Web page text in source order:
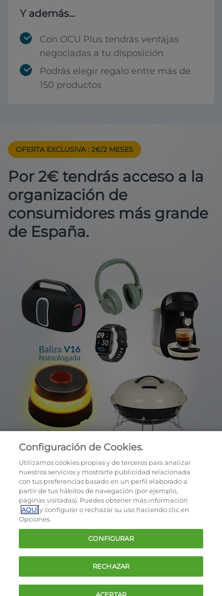
Y además...
Con OCU Plus tendrás ventajas
negociadas a tu disposición
Podrás elegir regalo entre más de
150 productos
OFERTA EXCLUSIVA : 2€/2 MESES
Por 2€ tendrás acceso a la
organización de
consumidores más grande
de España.
Cookies
Política de privacidad
Términos y condiciones de la oferta
Contacto
FAQ
Configuración de Cookies.
Utilizamos cookies propias y de terceros para analizar
nuestros servicios y mostrarte publicidad relacionada
con tus preferencias basado en un perfil elaborado a
partir de tus hábitos de navegación (por ejemplo,
páginas visitadas). Puedes obtener más información
AQUÍy configurar o rechazar su uso haciendo clic en
Opciones.
CONFIGURAR
RECHAZAR